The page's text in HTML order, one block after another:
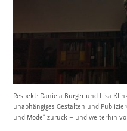
Respekt: Daniela Burger und Lisa
unabhängiges Gestalten und
und Mode“ zurück – und weiterhin